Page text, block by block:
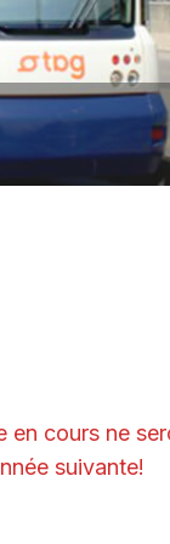
cours ne
suivante!